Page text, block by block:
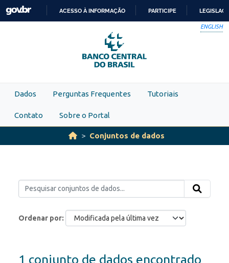
Skip to main content
PARA
O
CONTEÚDO
ACESSO À INFORMAÇÃO PARTICIPE
ENGLISH
Dados Perguntas Frequentes Tutoriais
Contato Sobre o Portal
Conjuntos de dados
Ordenar por
1 conjunto de dados encontrado